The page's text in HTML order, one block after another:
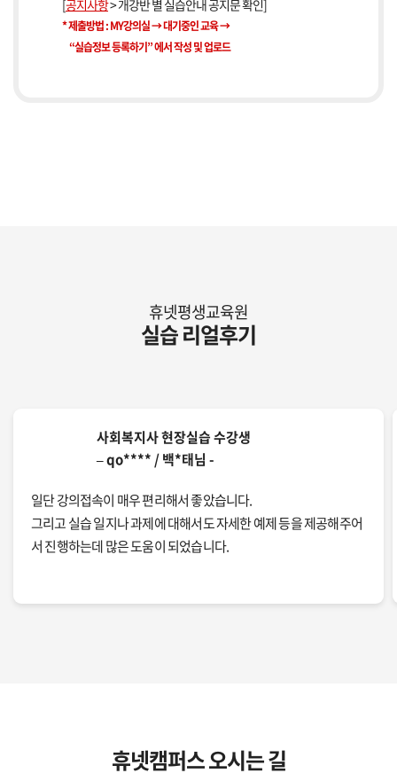
[공지사항> 개강반 별 실습안내 공지문 확인]
* 제출방법 : MY강의실 → 대기중인 교육 →
“실습정보 등록하기” 에서 작성 및 업로드
휴넷평생교육원
실습 리얼후기
사회복지사 현장실습 수강생
– qo**** / 백*태님 -
일단 강의접속이 매우 편리해서 좋았습니다.
그리고 실습 일지나 과제에 대해서도 자세한 예제 등을 제공해주어
서 진행하는데 많은 도움이 되었습니다.
휴넷캠퍼스 오시는 길